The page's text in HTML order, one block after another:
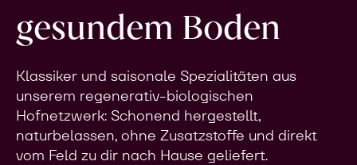
gesundem Boden
Klassiker und saisonale Spezialitäten aus
unserem regenerativ-biologischen
Hofnetzwerk: Schonend hergestellt,
naturbelassen, ohne Zusatzstoffe und direkt
vom Feld zu dir nach Hause geliefert.